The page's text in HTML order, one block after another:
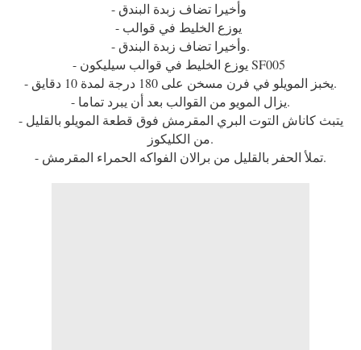
- وأخيرا تضاف زبدة البندق.
- يوزع الخليط في قوالب سيليكون SF005
- يخبز المويلو في فرن مسخن على 180 درجة لمدة 10 دقايق.
- يزال المويو من القوالب بعد أن يبرد تماما.
- يتبث كاناش التوت البري المقرمش فوق قطعة المويلو بالقليل
من الكليكوز.
- تملأ الحفر بالقليل من برالان الفواكه الحمراء المقرمش.